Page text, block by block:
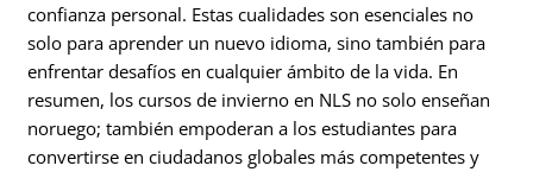
confianza personal. Estas cualidades son esenciales no
solo para aprender un nuevo idioma, sino también para
enfrentar desafíos en cualquier ámbito de la vida. En
resumen, los cursos de invierno en NLS no solo enseñan
noruego; también empoderan a los estudiantes para
convertirse en ciudadanos globales más competentes y